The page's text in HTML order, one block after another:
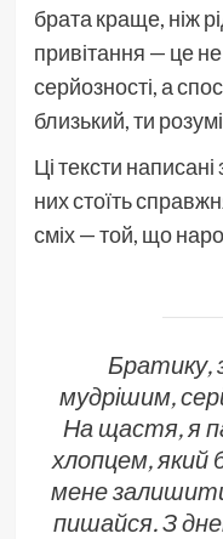
брата краще, ніж
привітання — це
серйозності, а
близький, ти
Ці тексти
них стоїть
сміх — той, що
Братику,
мудрішим,
На щастя, я
хлопцем, який
мене
пишайся. З